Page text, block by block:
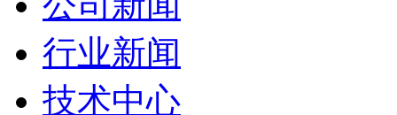
行业新闻
技术中心